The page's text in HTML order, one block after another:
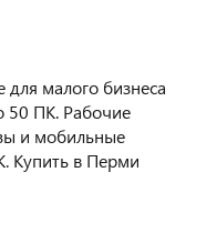
малого бизнеса
50 ПК. Рабочие
и мобильные
Купить в Перми